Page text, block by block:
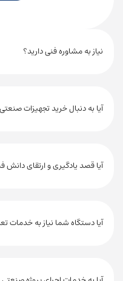
نیاز به مشاوره فنی دارید؟
آیا به دنبال خرید تجهیزات
آیا قصد یادگیری و ارتقای دانش
آیا دستگاه شما نیاز به خدمات